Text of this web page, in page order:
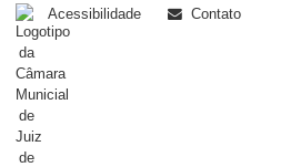
Acessibilidade Contato